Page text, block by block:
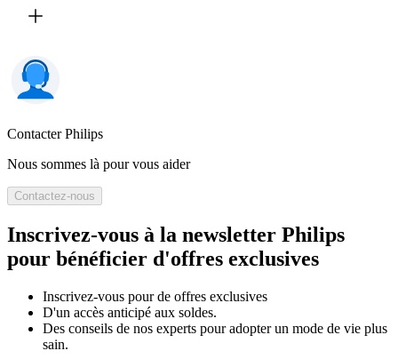
Contacter Philips
Nous sommes là pour vous aider
Contactez-nous
Inscrivez-vous à la newsletter Philips
pour bénéficier d'offres exclusives
Inscrivez‑vous pour de offres exclusives
D'un accès anticipé aux soldes.
Des conseils de nos experts pour adopter un mode de vie plus
sain.